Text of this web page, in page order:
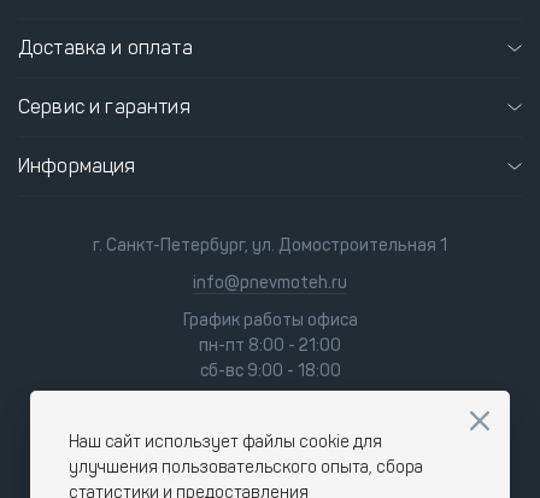
Доставка и оплата
Сервис и гарантия
Информация
г. Санкт-Петербург, ул. Домостроительная 1
info@pnevmoteh.ru
График работы офиса
пн-пт 8:00 - 21:00
сб-вс 9:00 - 18:00
Наш сайт использует файлы cookie для
улучшения пользовательского опыта, сбора
статистики и предоставления